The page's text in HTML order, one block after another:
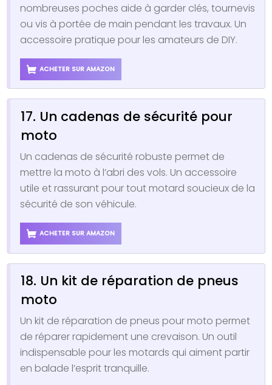
nombreuses poches aide à garder clés, tournevis
ou vis à portée de main pendant les travaux. Un
accessoire pratique pour les amateurs de DIY.
ACHETER SUR AMAZON
17. Un cadenas de sécurité pour
moto
Un cadenas de sécurité robuste permet de
mettre la moto à l’abri des vols. Un accessoire
utile et rassurant pour tout motard soucieux de la
sécurité de son véhicule.
ACHETER SUR AMAZON
18. Un kit de réparation de pneus
moto
Un kit de réparation de pneus pour moto permet
de réparer rapidement une crevaison. Un outil
indispensable pour les motards qui aiment partir
en balade l’esprit tranquille.